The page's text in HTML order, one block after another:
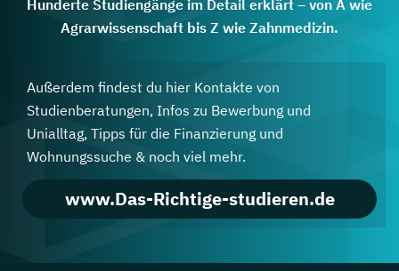
Hunderte Studiengänge im Detail erklärt – von A wie
Agrarwissenschaft bis Z wie Zahnmedizin.
Außerdem findest du hier Kontakte von
Studienberatungen, Infos zu Bewerbung und
Unialltag, Tipps für die Finanzierung und
Wohnungssuche & noch viel mehr.
www.Das-Richtige-studieren.de